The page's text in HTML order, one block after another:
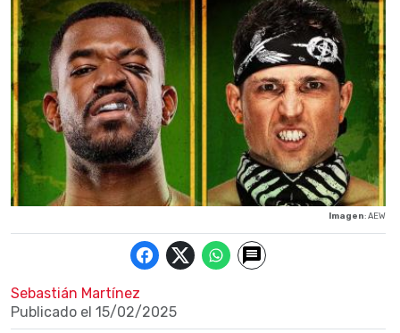
Imagen: AEW
Sebastián Martínez
Publicado el 15/02/2025